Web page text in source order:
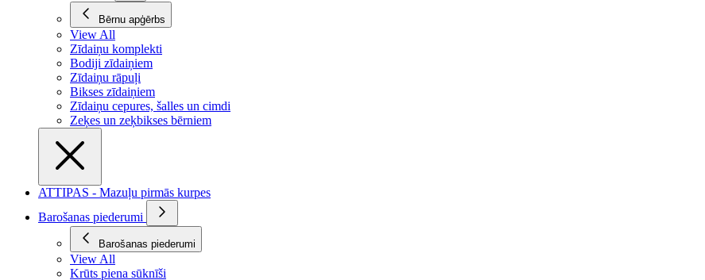
Bērnu apģērbs
View All
Zīdaiņu komplekti
Bodiji zīdaiņiem
Zīdaiņu rāpuļi
Bikses zīdaiņiem
Zīdaiņu cepures, šalles un cimdi
Zeķes un zeķbikses bērniem
ATTIPAS - Mazuļu pirmās kurpes
Barošanas piederumi
Barošanas piederumi
View All
Krūts piena sūknīši